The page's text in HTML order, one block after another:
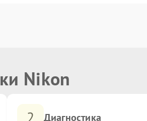
Nikon
2 Диагностика